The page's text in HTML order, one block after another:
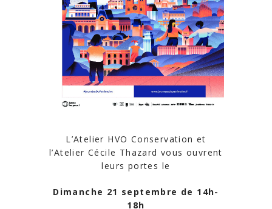
L’Atelier HVO Conservation et
l’Atelier Cécile Thazard vous ouvrent
leurs portes le
Dimanche 21 septembre de 14h-
18h